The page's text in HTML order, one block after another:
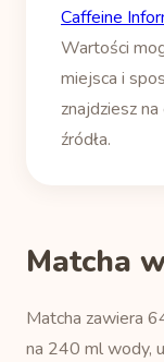
Caffeine
Wartości
miejsca i
znajdziesz
źródła.
Matcha
Matcha zawiera
na 240 ml wody,